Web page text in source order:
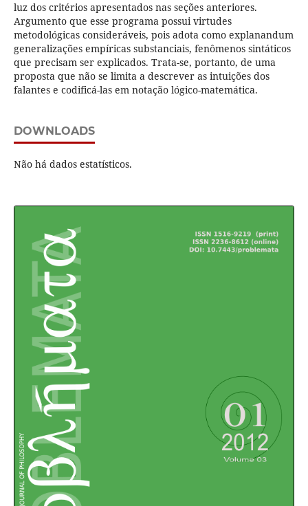
luz dos critérios apresentados nas seções anteriores.
Argumento que esse programa possui virtudes
metodológicas consideráveis, pois adota como explanandum
generalizações empíricas substanciais, fenômenos sintáticos
que precisam ser explicados. Trata-se, portanto, de uma
proposta que não se limita a descrever as intuições dos
falantes e codificá-las em notação lógico-matemática.
DOWNLOADS
Não há dados estatísticos.